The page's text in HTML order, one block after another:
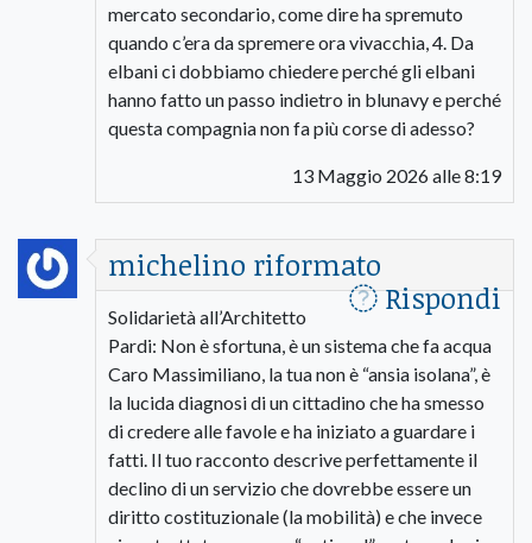
mercato secondario, come dire ha spremuto
quando c’era da spremere ora vivacchia, 4. Da
elbani ci dobbiamo chiedere perché gli elbani
hanno fatto un passo indietro in blunavy e perché
questa compagnia non fa più corse di adesso?
13 Maggio 2026 alle 8:19
michelino riformato
Rispondi
Solidarietà all’Architetto
Pardi: Non è sfortuna, è un sistema che fa acqua
​Caro Massimiliano, la tua non è “ansia isolana”, è
la lucida diagnosi di un cittadino che ha smesso
di credere alle favole e ha iniziato a guardare i
fatti. Il tuo racconto descrive perfettamente il
declino di un servizio che dovrebbe essere un
diritto costituzionale (la mobilità) e che invece